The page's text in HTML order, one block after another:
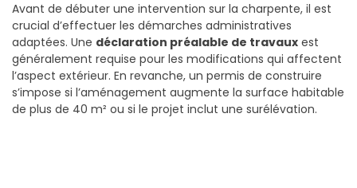
Avant de débuter une intervention sur la charpente, il est
crucial d’effectuer les démarches administratives
adaptées. Une déclaration préalable de travaux est
généralement requise pour les modifications qui affectent
l’aspect extérieur. En revanche, un permis de construire
s’impose si l’aménagement augmente la surface habitable
de plus de 40 m² ou si le projet inclut une surélévation.